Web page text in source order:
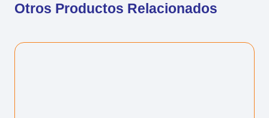
Otros Productos Relacionados